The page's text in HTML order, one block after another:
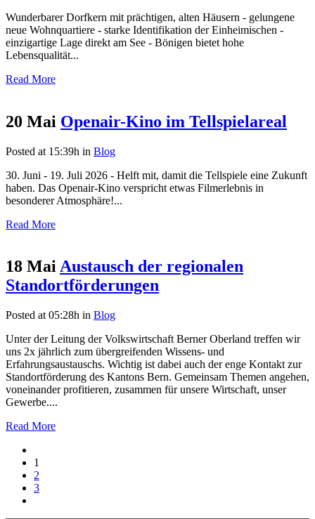
Wunderbarer Dorfkern mit prächtigen, alten Häusern - gelungene
neue Wohnquartiere - starke Identifikation der Einheimischen -
einzigartige Lage direkt am See - Bönigen bietet hohe
Lebensqualität...
Read More
20 Mai Openair-Kino im Tellspielareal
Posted at 15:39h in Blog
30. Juni - 19. Juli 2026 - Helft mit, damit die Tellspiele eine Zukunft
haben. Das Openair-Kino verspricht etwas Filmerlebnis in
besonderer Atmosphäre!...
Read More
18 MaiAustausch der regionalen
Standortförderungen
Posted at 05:28h in Blog
Unter der Leitung der Volkswirtschaft Berner Oberland treffen wir
uns 2x jährlich zum übergreifenden Wissens- und
Erfahrungsaustauschs. Wichtig ist dabei auch der enge Kontakt zur
Standortförderung des Kantons Bern. Gemeinsam Themen angehen,
voneinander profitieren, zusammen für unsere Wirtschaft, unser
Gewerbe....
Read More
1
2
3